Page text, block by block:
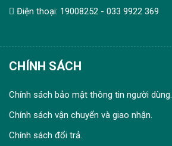
Điện thoại: 19008252 - 033 9922 369
CHÍNH SÁCH
Chính sách bảo mật thông tin người dùng.
Chính sách vận chuyển và giao nhận.
Chính sách đổi trả.